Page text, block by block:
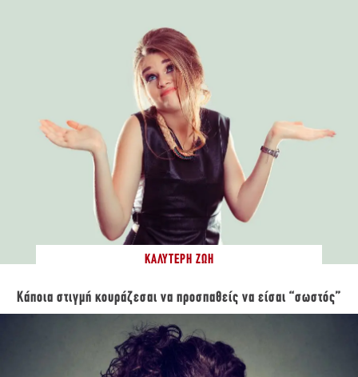
ΚΑΛΎΤΕΡΗ ΖΩΉ
Κάποια στιγμή κουράζεσαι να προσπαθείς να είσαι “σωστός”